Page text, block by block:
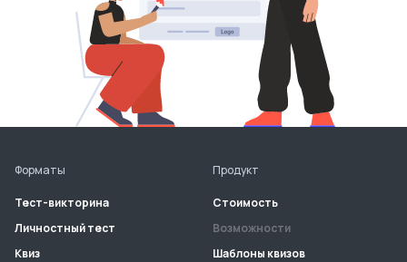
Форматы
Тест-викторина
Личностный тест
Квиз
Продукт
Стоимость
Возможности
Шаблоны квизов